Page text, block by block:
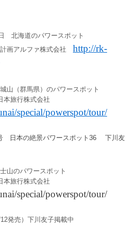
北海道のパワースポット
画アルファ株式会社 http://rk-
（群馬県）のパワースポット
本旅行株式会社
special/powerspot/tour/
日本の絶景パワースポット36 下川友
のパワースポット
本旅行株式会社
special/powerspot/tour/
発売）下川友子掲載中